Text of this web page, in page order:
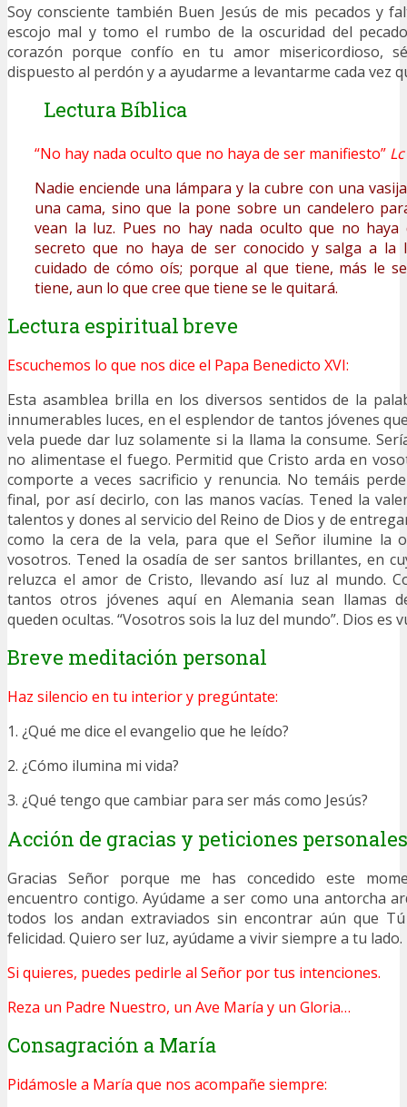
Soy consciente también Buen Jesús de mis pecados y
escojo mal y tomo el rumbo de la oscuridad del
corazón porque confío en tu amor misericordioso,
dispuesto al perdón y a ayudarme a levantarme cada vez
Lectura Bíblica
“No hay nada oculto que no haya de ser manifiesto”
Nadie enciende una lámpara y la cubre con una
una cama, sino que la pone sobre un candelero
vean la luz. Pues no hay nada oculto que no haya
secreto que no haya de ser conocido y salga a la
cuidado de cómo oís; porque al que tiene, más le
tiene, aun lo que cree que tiene se le quitará.
Lectura espiritual breve
Escuchemos lo que nos dice el Papa Benedicto XVI:
Esta asamblea brilla en los diversos sentidos de la
innumerables luces, en el esplendor de tantos jóvenes
vela puede dar luz solamente si la llama la consume.
no alimentase el fuego. Permitid que Cristo arda en
comporte a veces sacrificio y renuncia. No temáis
final, por así decirlo, con las manos vacías. Tened la
talentos y dones al servicio del Reino de Dios y de
como la cera de la vela, para que el Señor ilumine la
vosotros. Tened la osadía de ser santos brillantes, en
reluzca el amor de Cristo, llevando así luz al mundo.
tantos otros jóvenes aquí en Alemania sean llamas
queden ocultas. “Vosotros sois la luz del mundo”. Dios es
Breve meditación personal
Haz silencio en tu interior y pregúntate:
1. ¿Qué me dice el evangelio que he leído?
2. ¿Cómo ilumina mi vida?
3. ¿Qué tengo que cambiar para ser más como Jesús?
Acción de gracias y peticiones personales
Gracias Señor porque me has concedido este
encuentro contigo. Ayúdame a ser como una antorcha
todos los andan extraviados sin encontrar aún que
felicidad. Quiero ser luz, ayúdame a vivir siempre a tu
Si quieres, puedes pedirle al Señor por tus intenciones.
Reza un Padre Nuestro, un Ave María y un Gloria…
Consagración a María
Pidámosle a María que nos acompañe siempre: